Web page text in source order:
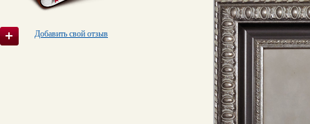
Добавить свой отзыв